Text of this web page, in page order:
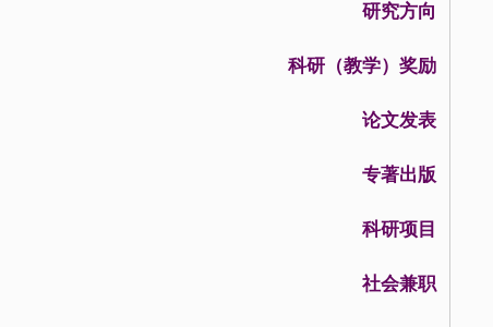
研究方向
科研（教学）奖励
论文发表
专著出版
科研项目
社会兼职